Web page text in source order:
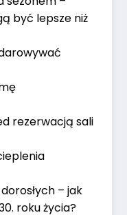
być lepsze niż
rezerwacją sali
– jak
roku życia?